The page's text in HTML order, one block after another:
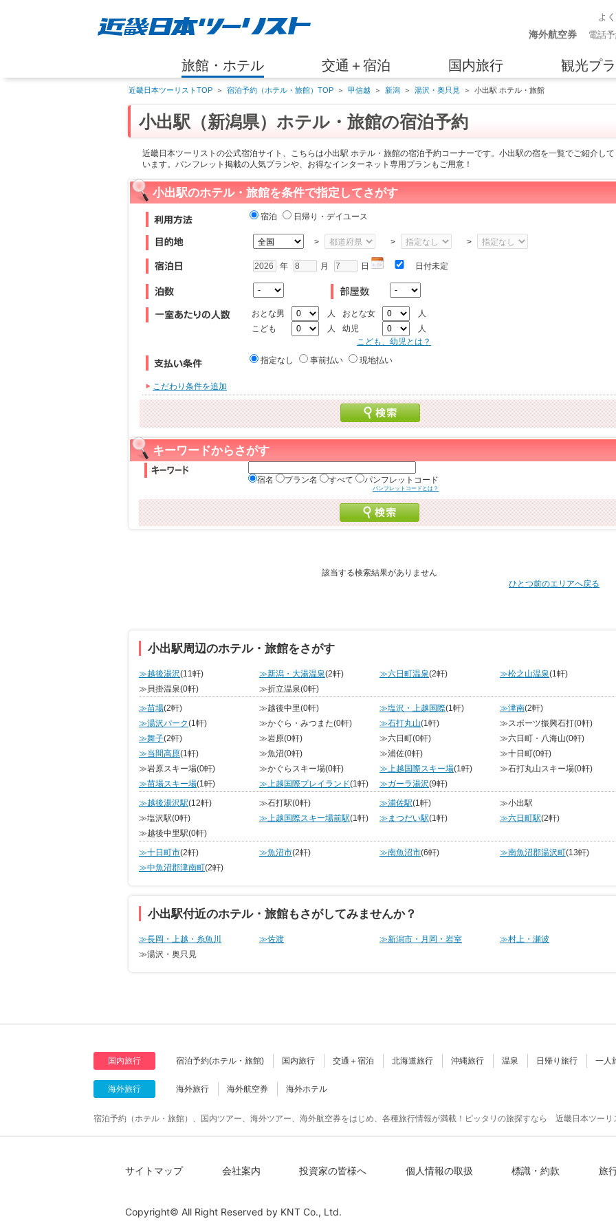
よ
海外航空券 電話
旅館・ホテル 交通＋宿泊 国内旅行 観光プ
近畿日本ツーリストTOP ＞ 宿泊予約（ホテル・旅館）TOP ＞ 甲信越 ＞ 新潟 ＞ 湯沢・奥只見 ＞ 小出駅 ホテル・旅館
小出駅（新潟県）ホテル・旅館の宿泊予約
近畿日本ツーリストの公式宿泊サイト、こちらは小出駅 ホテル・旅館の宿泊予約コーナーです。小出駅の宿を一覧でご紹介して
います。パンフレット掲載の人気プランや、お得なインターネット専用プランもご用意！
小出駅のホテル・旅館を条件で指定してさがす
宿泊 日帰り・デイユース
> > >
年 月 日 日付未定
おとな男 人 おとな女
人
こども
人 幼児
人
こども、幼児とは？
指定なし
事前払い 現地払い
こだわり条件を追加
キーワードからさがす
宿名 プラン名 すべて パンフレットコード
パンフレットコードとは？
該当する検索結果がありません
ひとつ前のエリアへ戻る
小出駅周辺のホテル・旅館をさがす
≫越後湯沢(11軒) ≫新潟・大湯温泉(2軒) ≫六日町温泉(2軒) ≫松之山温泉(1軒)
≫貝掛温泉(0軒) ≫折立温泉(0軒)
≫苗場(2軒) ≫越後中里(0軒) ≫塩沢・上越国際(1軒) ≫津南(2軒)
≫湯沢パーク(1軒) ≫かぐら・みつまた(0軒) ≫石打丸山(1軒) ≫スポーツ振興石打(0軒)
≫舞子(2軒) ≫岩原(0軒) ≫六日町(0軒) ≫六日町・八海山(0軒)
≫当間高原(1軒) ≫魚沼(0軒) ≫浦佐(0軒) ≫十日町(0軒)
≫岩原スキー場(0軒) ≫かぐらスキー場(0軒) ≫上越国際スキー場(1軒) ≫石打丸山スキー場(0軒)
≫苗場スキー場(1軒) ≫上越国際プレイランド(1軒) ≫ガーラ湯沢(9軒)
≫越後湯沢駅(12軒) ≫石打駅(0軒) ≫浦佐駅(1軒)
≫小出駅
≫塩沢駅(0軒) ≫上越国際スキー場前駅(1軒) ≫まつだい駅(1軒) ≫六日町駅(2軒)
≫越後中里駅(0軒)
≫十日町市(2軒) ≫魚沼市(2軒) ≫南魚沼市(6軒) ≫南魚沼郡湯沢町(13軒)
≫中魚沼郡津南町(2軒)
小出駅付近のホテル・旅館もさがしてみませんか？
≫長岡・上越・糸魚川 ≫佐渡 ≫新潟市・月岡・岩室
≫村上・瀬波
≫湯沢・奥只見
国内旅行 宿泊予約(ホテル・旅館) 国内旅行 交通＋宿泊 北海道旅行 沖縄旅行 温泉 日帰り旅行 一人
海外旅行 海外旅行 海外航空券 海外ホテル
宿泊予約（ホテル・旅館）、国内ツアー、海外ツアー、海外航空券をはじめ、各種旅行情報が満載！ピッタリの旅探すなら 近畿日本ツーリ
サイトマップ 会社案内 投資家の皆様へ 個人情報の取扱 標識・約款 旅
Copyright© All Right Reserved by KNT Co., Ltd.